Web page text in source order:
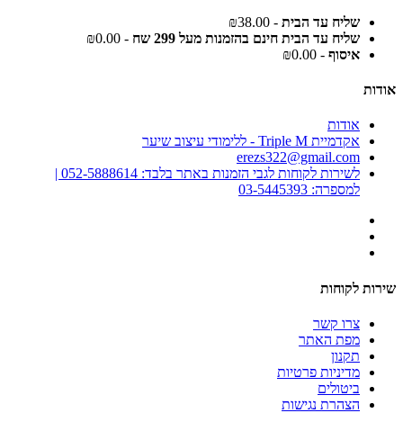
שליח עד הבית - ₪38.00
שליח עד הבית חינם בהזמנות מעל 299 שח
- ₪0.00
איסוף - ₪0.00
אודות
אודות
אקדמיית Triple M - ללימודי עיצוב שיער
erezs322@gmail.com
לשירות לקוחות לגבי הזמנות באתר בלבד: 052-5888614 |
למספרה: 03-5445393
שירות לקוחות
צרו קשר
מפת האתר
תקנון
מדיניות פרטיות
ביטולים
הצהרת נגישות